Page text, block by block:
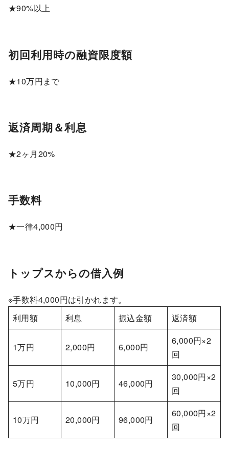
★90%以上
初回利用時の融資限度額
★10万円まで
返済周期＆利息
★2ヶ月20%
手数料
★一律4,000円
トップスからの借入例
※手数料4,000円は引かれます。
利用額
利息 振込金額 返済額
1万円 2,000円 6,000円
6,000円×2
回
5万円 10,000円 46,000円
30,000円×2
回
10万円 20,000円 96,000円
60,000円×2
回